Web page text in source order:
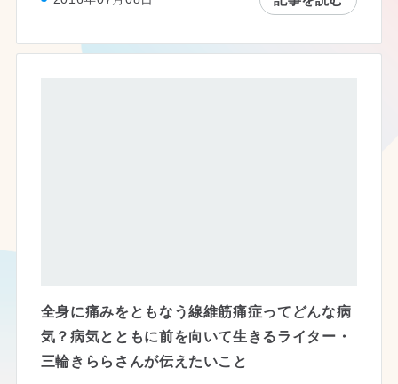
全身に痛みをともなう線維筋痛症ってどんな病
気？病気とともに前を向いて生きるライター・
三輪きららさんが伝えたいこと